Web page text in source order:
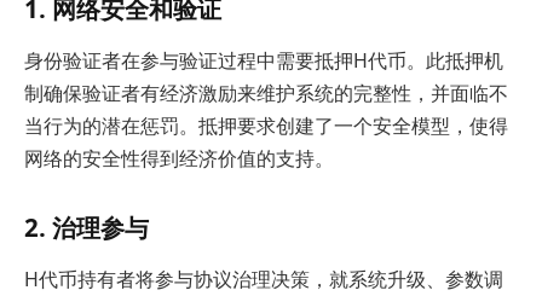
1. 网络安全和验证
身份验证者在参与验证过程中需要抵押H代币。此抵押机
制确保验证者有经济激励来维护系统的完整性，并面临不
当行为的潜在惩罚。抵押要求创建了一个安全模型，使得
网络的安全性得到经济价值的支持。
2. 治理参与
H代币持有者将参与协议治理决策，就系统升级、参数调